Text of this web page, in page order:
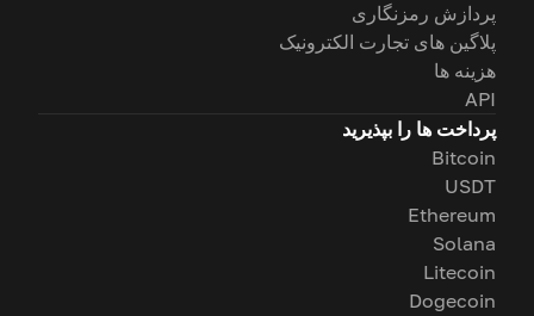
پردازش رمزنگاری
پلاگین های تجارت الکترونیک
هزینه ها
API
پرداخت ها را بپذیرید
Bitcoin
USDT
Ethereum
Solana
Litecoin
Dogecoin